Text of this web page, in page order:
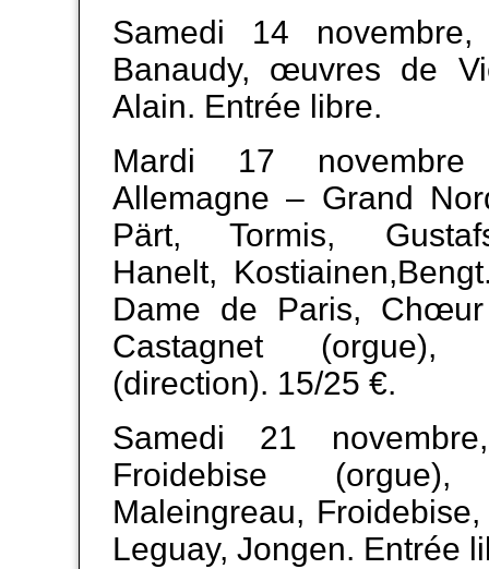
Samedi 14
Banaudy, œuvres de
Alain. Entrée libre.
Mardi 17
Allemagne – Grand
Pärt, Tormis,
Hanelt,
Dame de Paris, Chœur
Castagnet (orgue),
(direction). 15/25 €.
Samedi 21
Froidebise
Maleingreau,
Leguay, Jongen. Entrée